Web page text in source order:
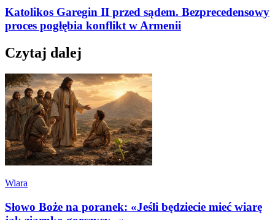
Katolikos Garegin II przed sądem. Bezprecedensowy
proces pogłębia konflikt w Armenii
Czytaj dalej
Wiara
Słowo Boże na poranek: «Jeśli będziecie mieć wiarę